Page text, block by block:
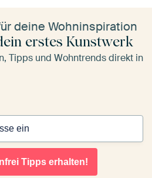
deine Wohninspiration
erstes Kunstwerk
Tipps und Wohntrends direkt in
Tipps erhalten!